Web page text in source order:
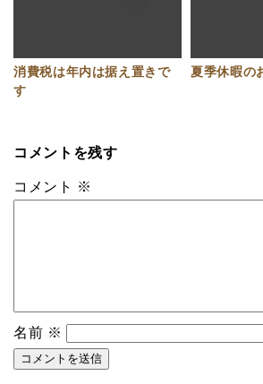
消費税は年内は据え置きで
す
夏季休暇の
コメントを残す
コメント ※
名前 ※